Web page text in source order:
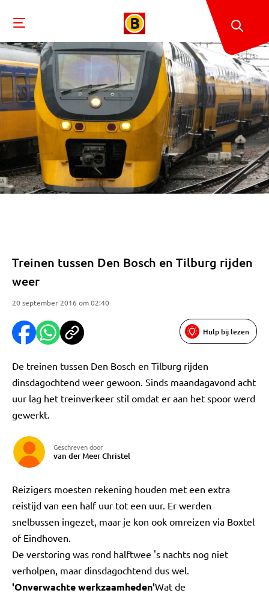
Treinen tussen Den Bosch en Tilburg rijden
weer
20 september 2016 om 02:40
Hulp bij lezen
De treinen tussen Den Bosch en Tilburg rijden
dinsdagochtend weer gewoon. Sinds maandagavond acht
uur lag het treinverkeer stil omdat er aan het spoor werd
gewerkt.
Geschreven door
van der Meer Christel
Reizigers moesten rekening houden met een extra
reistijd van een half uur tot een uur. Er werden
snelbussen ingezet, maar je kon ook omreizen via Boxtel
of Eindhoven.
De verstoring was rond halftwee 's nachts nog niet
verholpen, maar dinsdagochtend dus wel.
'Onverwachte werkzaamheden'Wat de